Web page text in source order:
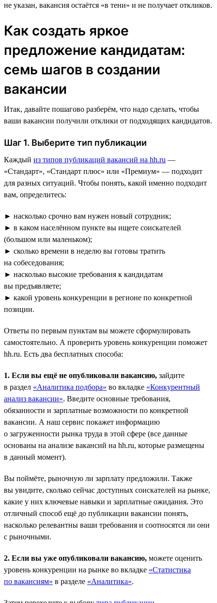
не указан, вакансия остаётся «в тени» и не получает откликов.
Как создать яркое
предложение кандидатам:
семь шагов в создании
вакансии
Итак, давайте пошагово разберём, что надо сделать, чтобы
ваши вакансии получили отклики от подходящих кандидатов.
Шаг 1. Выберите тип публикации
Каждый из типов публикаций вакансий на hh.ru —
«Стандарт», «Стандарт плюс» или «Премиум» — подходит
для разных ситуаций. Чтобы понять, какой именно подходит
вам, определитесь:
► насколько срочно вам нужен новый сотрудник;
► в каком населённом пункте вы ищете соискателей
(большом или маленьком);
► сколько времени в неделю вы готовы тратить
на собеседования;
► насколько высокие требования к кандидатам
вы предъявляете;
► какой уровень конкуренции в регионе по конкретной
позиции.
Ответы по первым пунктам вы можете сформулировать
самостоятельно. А проверить уровень конкуренции поможет
hh.ru. Есть два бесплатных способа:
1. Если вы ещё не опубликовали вакансию, зайдите
в раздел «Аналитика подбора» во вкладке «Конкурентный
анализ вакансии». Введите основные требования,
обязанности и зарплатные возможности по конкретной
вакансии. А наш сервис покажет информацию
о загруженности рынка труда в этой сфере (все данные
основаны на анализе вакансий на hh.ru, которые размещены
в данный момент).
Вы поймёте, рыночную ли зарплату предложили. Также
вы увидите, сколько сейчас доступных соискателей на рынке,
какие у них ключевые навыки и зарплатные ожидания. Это
отличный способ ещё до публикации вакансии понять,
насколько релевантны ваши требования и соотносятся ли они
с рыночными.
2. Если вы уже опубликовали вакансию, можете оценить
уровень конкуренции на рынке во вкладке «Статистика
по вакансиям» в разделе «Аналитика».